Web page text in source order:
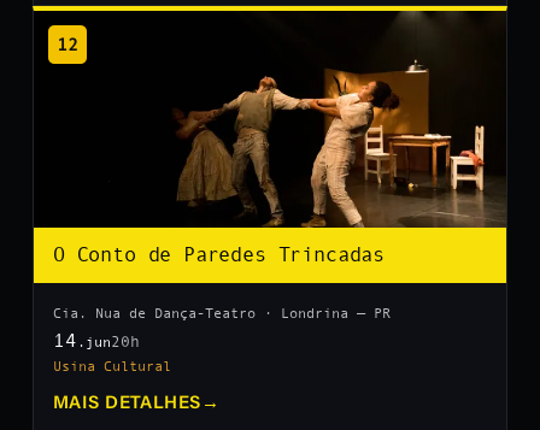
12
O Conto de Paredes Trincadas
Cia. Nua de Dança-Teatro · Londrina — PR
14 .jun20h
Usina Cultural
MAIS DETALHES →